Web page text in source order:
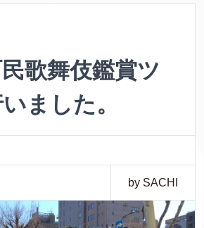
歌舞伎鑑賞ツ
ました。
by SACHI